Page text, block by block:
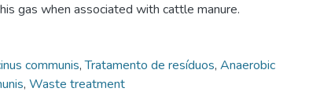
gas when associated with cattle manure.
communis,Tratamento de resíduos, Anaerobic
, Waste treatment